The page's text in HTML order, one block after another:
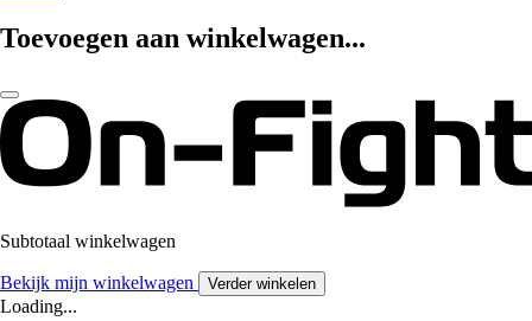
Toevoegen aan winkelwagen...
Subtotaal winkelwagen
Bekijk mijn winkelwagen Verder winkelen
Loading...